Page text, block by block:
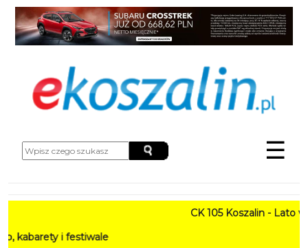
☰
CK 105 Koszalin - Lato w
i festiwale